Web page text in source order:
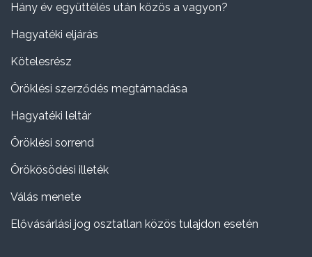
Hány év együttélés után közös a vagyon?
Hagyatéki eljárás
Kötelesrész
Öröklési szerződés megtámadása
Hagyatéki leltár
Öröklési sorrend
Örökösödési illeték
Válás menete
Elővásárlási jog osztatlan közös tulajdon esetén